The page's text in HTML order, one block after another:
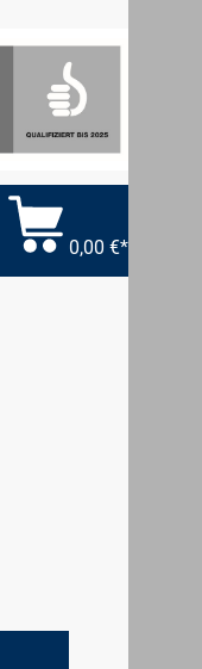
0,00 €*
Wert ein